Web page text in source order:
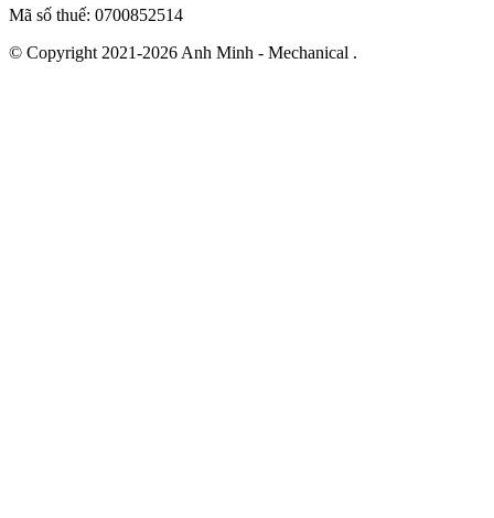
Mã số thuế: 0700852514
© Copyright 2021-2026 Anh Minh - Mechanical .